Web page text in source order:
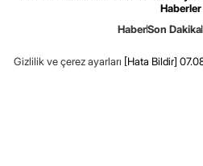
Haberler
HaberSon Dakika
Gizlilik ve çerez ayarları [Hata Bildir]